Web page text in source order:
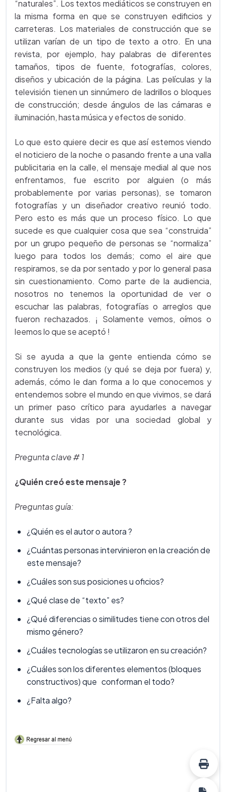
“naturales”. Los textos mediáticos se construyen en
la misma forma en que se construyen edificios y
carreteras. Los materiales de construcción que se
utilizan varían de un tipo de texto a otro. En una
revista, por ejemplo, hay palabras de diferentes
tamaños, tipos de fuente, fotografías, colores,
diseños y ubicación de la página. Las películas y la
televisión tienen un sinnúmero de ladrillos o bloques
de construcción; desde ángulos de las cámaras e
iluminación, hasta música y efectos de sonido.
Lo que esto quiere decir es que así estemos viendo
el noticiero de la noche o pasando frente a una valla
publicitaria en la calle, el mensaje medial al que nos
enfrentamos, fue escrito por alguien (o más
probablemente por varias personas), se tomaron
fotografías y un diseñador creativo reunió todo.
Pero esto es más que un proceso físico. Lo que
sucede es que cualquier cosa que sea “construida”
por un grupo pequeño de personas se “normaliza”
luego para todos los demás; como el aire que
respiramos, se da por sentado y por lo general pasa
sin cuestionamiento. Como parte de la audiencia,
nosotros no tenemos la oportunidad de ver o
escuchar las palabras, fotografías o arreglos que
fueron rechazados. ¡ Solamente vemos, oímos o
leemos lo que se aceptó !
Si se ayuda a que la gente entienda cómo se
construyen los medios (y qué se deja por fuera) y,
además, cómo le dan forma a lo que conocemos y
entendemos sobre el mundo en que vivimos, se dará
un primer paso crítico para ayudarles a navegar
durante sus vidas por una sociedad global y
tecnológica.
Pregunta clave # 1
¿Quién creó este mensaje ?
Preguntas guía:
¿Quién es el autor o autora ?
¿Cuántas personas intervinieron en la creación de
este mensaje?
¿Cuáles son sus posiciones u oficios?
¿Qué clase de “texto” es?
¿Qué diferencias o similitudes tiene con otros del
mismo género?
¿Cuáles tecnologías se utilizaron en su creación?
¿Cuáles son los diferentes elementos (bloques
constructivos) que conforman el todo?
¿Falta algo?